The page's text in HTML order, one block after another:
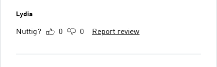
Lydia
Nuttig? 0 0 Report review